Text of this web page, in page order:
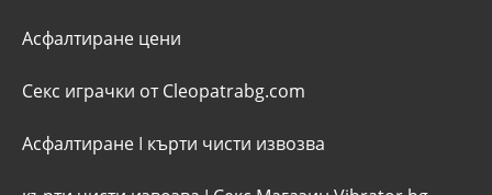
Асфалтиране цени
Секс играчки от Cleopatrabg.com
Асфалтиране I кърти чисти извозва